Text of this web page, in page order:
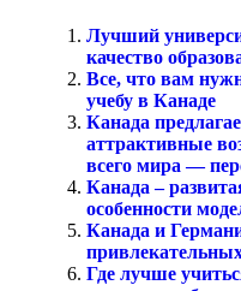
Лучший
качество
Все, что вам
учебу в Канаде
Канада
аттрактивные
всего мира —
Канада –
особенности
Канада и
Где лучше